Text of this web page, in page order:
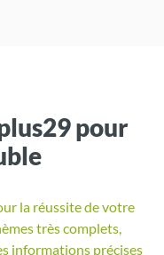
pour
la réussite de votre
très complets,
informations précises